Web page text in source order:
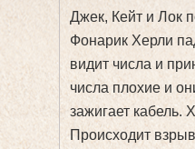
Джек, Кейт и Лок
Фонарик Херли
видит числа и
числа плохие и
зажигает кабель.
Происходит